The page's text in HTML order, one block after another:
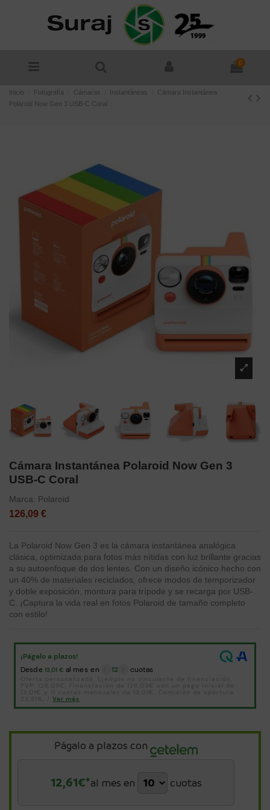
0
Inicio Fotografía Cámaras Instantáneas
Cámara Instantánea
Polaroid Now Gen 3 USB-C Coral
Cámara Instantánea Polaroid Now Gen 3
USB-C Coral
Marca: Polaroid
126,09 €
La Polaroid Now Gen 3 es la cámara instantánea analógica
clásica, optimizada para fotos más nítidas con luz brillante gracias
a su autoenfoque de dos lentes. Con un diseño icónico hecho con
un 40% de materiales reciclados, ofrece modos de temporizador
y doble exposición, montura para trípode y se recarga por USB-
C. ¡Captura la vida real en fotos Polaroid de tamaño completo
con estilo!
Págalo a plazos con
12,61€*al mes en cuotas